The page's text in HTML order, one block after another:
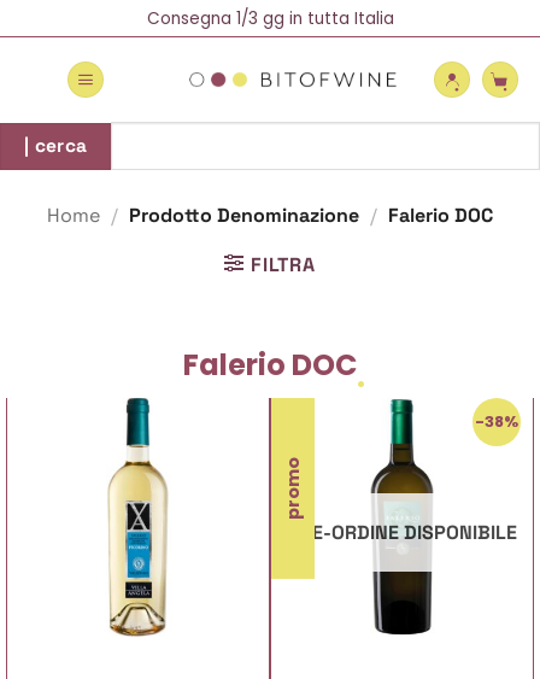
ai
contenuti
Spedizione Gratuita oltre 69 €
Consegna 1/3 gg in tutta Italia
Newsletter = 5% di Sconto!
| cerca
Home / Prodotto Denominazione / Falerio DOC
FILTRA
Falerio DOC
-38%
promo
PRE-ORDINE DISPONIBILE